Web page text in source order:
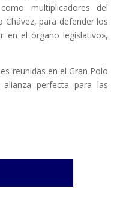
multiplicadores del
Chávez, para defender los
en el órgano legislativo»,
reunidas en el Gran Polo
perfecta para las